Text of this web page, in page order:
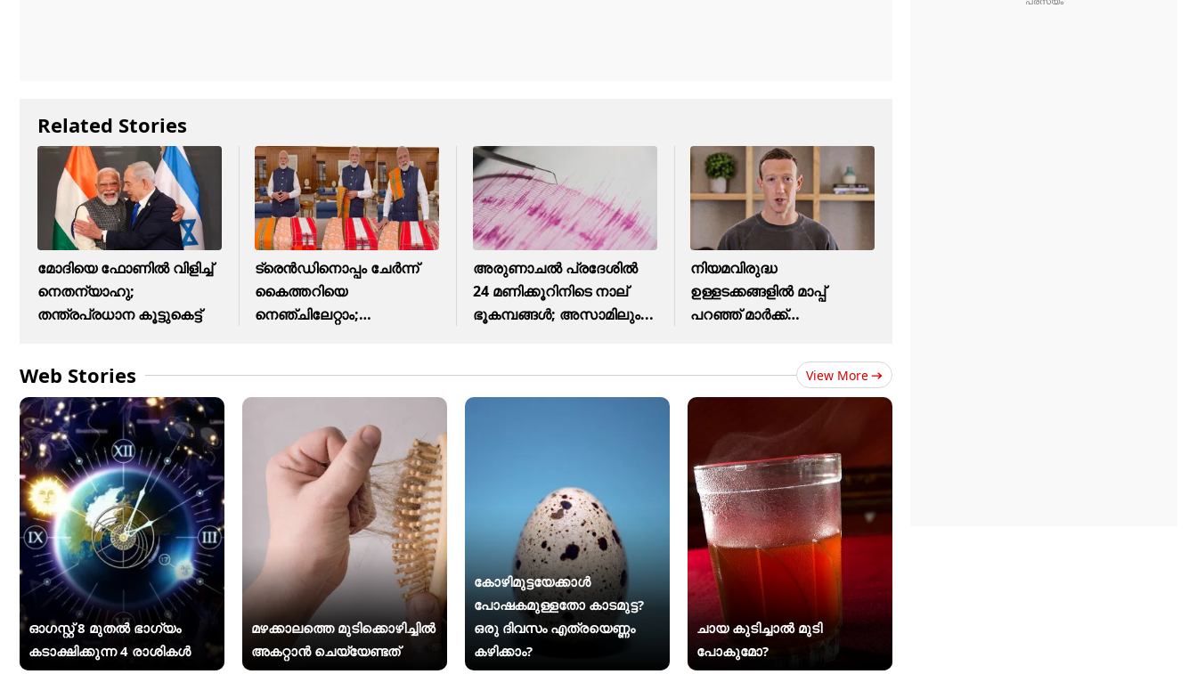
Related Stories
മോദിയെ ഫോണിൽ വിളിച്ച്
നെതന്യാഹു;
തന്ത്രപ്രധാന കൂട്ടുകെട്ട്
ട്രെന്‍ഡിനൊപ്പം ചേര്‍ന്ന്
കൈത്തറിയെ
നെഞ്ചിലേറ്റാം;
അരുണാചൽ പ്രദേശിൽ
24 മണിക്കൂറിനിടെ നാല്
ഭൂകമ്പങ്ങൾ; അസാമിലും...
നിയമവിരുദ്ധ
ഉള്ളടക്കങ്ങളിൽ മാപ്പ്
പറഞ്ഞ് മാർക്ക്
Web Stories View More
ഓഗസ്റ്റ് 8 മുതൽ ഭാഗ്യം
കടാക്ഷിക്കുന്ന 4 രാശികൾ
മഴക്കാലത്തെ മുടിക്കൊഴിച്ചിൽ
അകറ്റാൻ ചെയ്യേണ്ടത്
കോഴിമുട്ടയേക്കാൾ
പോഷകമുള്ളതോ കാടമുട്ട?
ഒരു ദിവസം എത്രയെണ്ണം
കഴിക്കാം?
ചായ കുടിച്ചാൽ മുടി
പോകുമോ?